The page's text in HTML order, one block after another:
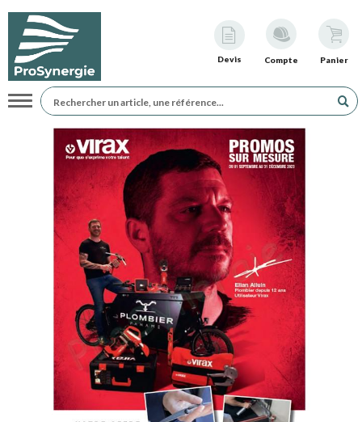
Devis Compte Panier
Navigation